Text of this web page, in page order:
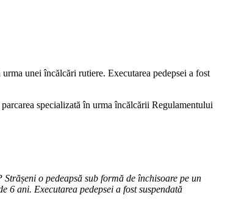
unei încălcări rutiere. Executarea pedepsei a fost
specializată în urma încălcării Regulamentului
o pedeapsă sub formă de închisoare pe un
ani. Executarea pedepsei a fost suspendată